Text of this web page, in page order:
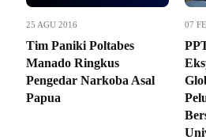
25 AGU 2016
Tim Paniki Poltabes
Manado Ringkus
Pengedar Narkoba Asal
Papua
07